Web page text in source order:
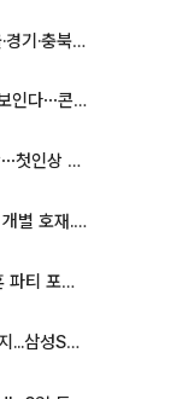
등 추가 압수수색
빅뱅, 20주년 기념 '새 뱅봉' 선보인다⋯콘서트 앞두고 팝업 개최
‘나솔사계’ 국화, 결별 후 재등장⋯첫인상 투표 휩쓸고 ‘인기녀’ 등극
[증시키워드] 반도체 충격 뚫은 개별 호재...포스코퓨처엠·에코프로·한화솔루션 '눈길'
톰 홀랜드♥젠데이아, 비밀 결혼 파티 포착⋯호텔 대관비만 9억
[특징주] 반도체 온기 탄 2차전지...삼성SDI, 장 초반 7% 넘게 껑충